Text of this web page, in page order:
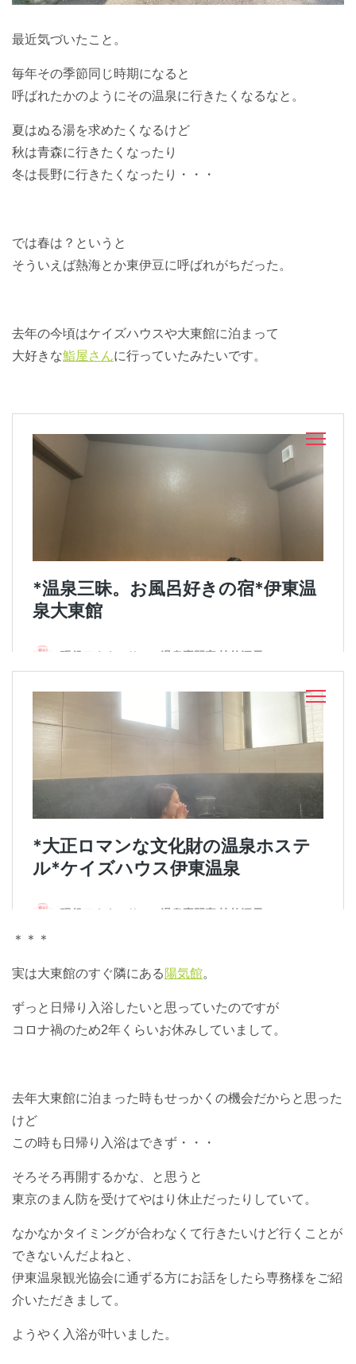
最近気づいたこと。
毎年その季節同じ時期になると
呼ばれたかのようにその温泉に行きたくなるなと。
夏はぬる湯を求めたくなるけど
秋は青森に行きたくなったり
冬は長野に行きたくなったり・・・
では春は？というと
そういえば熱海とか東伊豆に呼ばれがちだった。
去年の今頃はケイズハウスや大東館に泊まって
大好きな鮨屋さんに行っていたみたいです。
＊＊＊
実は大東館のすぐ隣にある 陽気館。
ずっと日帰り入浴したいと思っていたのですが
コロナ禍のため2年くらいお休みしていまして。
去年大東館に泊まった時もせっかくの機会だからと思った
けど
この時も日帰り入浴はできず・・・
そろそろ再開するかな、と思うと
東京のまん防を受けてやはり休止だったりしていて。
なかなかタイミングが合わなくて行きたいけど行くことが
できないんだよねと、
伊東温泉観光協会に通ずる方にお話をしたら専務様をご紹
介いただきまして。
ようやく入浴が叶いました。